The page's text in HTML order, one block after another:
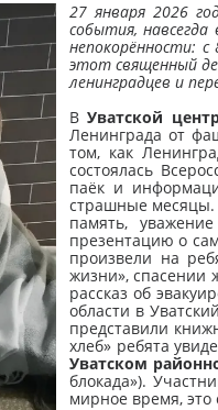
27 января 2026
события,
непокорённости:
этот священный
ленинградцев и
ВУватской
Ленинграда от
том, как
состоялась
паёк и
страшные
память,
презентацию о
произвели на
жизни», спасении
рассказ об
области в
представили
хлеб» ребята
Уватском
блокада»).
мирное время, это